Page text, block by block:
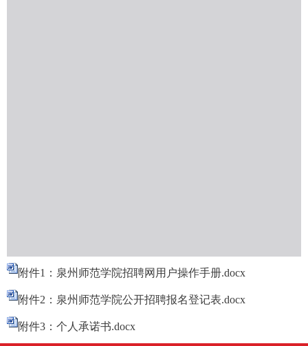
附件1：泉州师范学院招聘网用户操作手册.docx
附件2：泉州师范学院公开招聘报名登记表.docx
附件3：个人承诺书.docx